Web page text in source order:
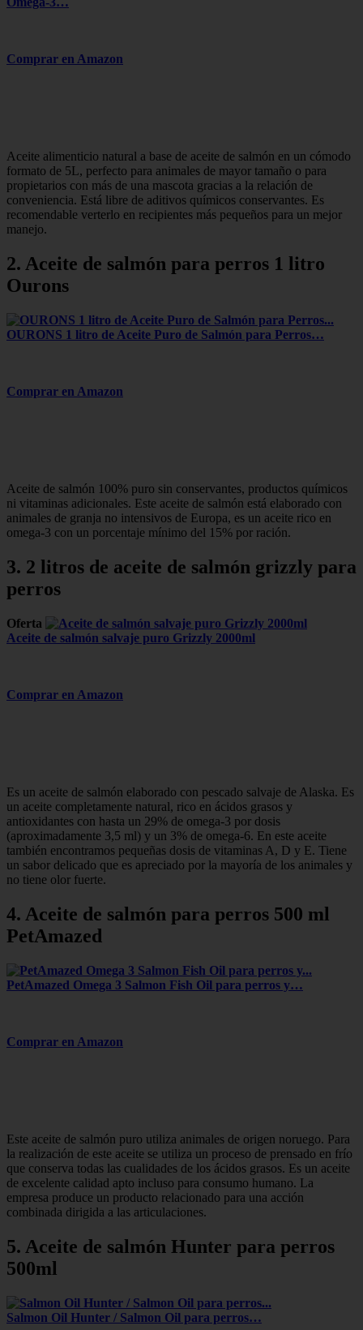
Comprar en Amazon
Aceite alimenticio natural a base de aceite de salmón en un cómodo
formato de 5L, perfecto para animales de mayor tamaño o para
propietarios con más de una mascota gracias a la relación de
conveniencia. Está libre de aditivos químicos conservantes. Es
recomendable verterlo en recipientes más pequeños para un mejor
manejo.
2. Aceite de salmón para perros 1 litro
Ourons
OURONS 1 litro de Aceite Puro de Salmón para Perros…
Comprar en Amazon
Aceite de salmón 100% puro sin conservantes, productos químicos
ni vitaminas adicionales. Este aceite de salmón está elaborado con
animales de granja no intensivos de Europa, es un aceite rico en
omega-3 con un porcentaje mínimo del 15% por ración.
3. 2 litros de aceite de salmón grizzly para
perros
Oferta
Aceite de salmón salvaje puro Grizzly 2000ml
Comprar en Amazon
Es un aceite de salmón elaborado con pescado salvaje de Alaska. Es
un aceite completamente natural, rico en ácidos grasos y
antioxidantes con hasta un 29% de omega-3 por dosis
(aproximadamente 3,5 ml) y un 3% de omega-6. En este aceite
también encontramos pequeñas dosis de vitaminas A, D y E. Tiene
un sabor delicado que es apreciado por la mayoría de los animales y
no tiene olor fuerte.
4. Aceite de salmón para perros 500 ml
PetAmazed
PetAmazed Omega 3 Salmon Fish Oil para perros y…
Comprar en Amazon
Este aceite de salmón puro utiliza animales de origen noruego. Para
la realización de este aceite se utiliza un proceso de prensado en frío
que conserva todas las cualidades de los ácidos grasos. Es un aceite
de excelente calidad apto incluso para consumo humano. La
empresa produce un producto relacionado para una acción
combinada dirigida a las articulaciones.
5. Aceite de salmón Hunter para perros
500ml
Salmon Oil Hunter / Salmon Oil para perros…